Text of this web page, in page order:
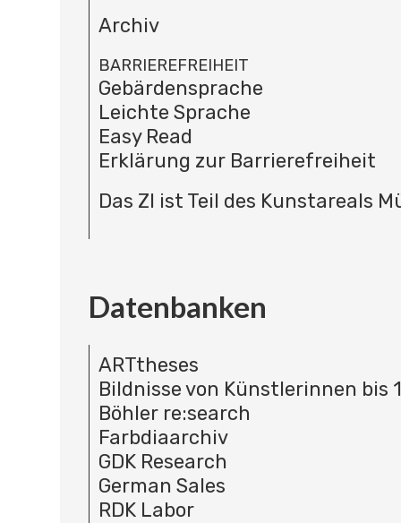
Archiv
BARRIEREFREIHEIT
Gebärdensprache
Leichte Sprache
Easy Read
Erklärung zur Barrierefreiheit
Das ZI ist Teil des Kunstareals
Datenbanken
ARTtheses
Bildnisse von Künstlerinnen bis
Böhler re:search
Farbdiaarchiv
GDK Research
German Sales
RDK Labor